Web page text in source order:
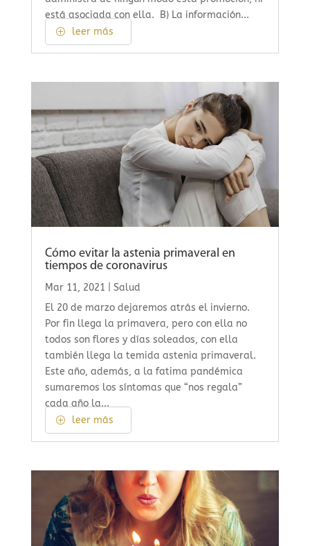
está asociada con ella. B) La información...
leer más
Cómo evitar la astenia primaveral en
tiempos de coronavirus
Mar 11, 2021
Salud
El 20 de marzo dejaremos atrás el invierno.
Por fin llega la primavera, pero con ella no
todos son flores y días soleados, con ella
también llega la temida astenia primaveral.
Este año, además, a la fatima pandémica
sumaremos los síntomas que “nos regala”
cada año la...
leer más